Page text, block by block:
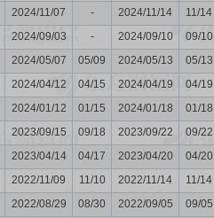
2024/11/07 - 2024/11/14 11/14
2024/09/03 - 2024/09/10 09/10
2024/05/07 05/09 2024/05/13 05/13
2024/04/12 04/15 2024/04/19 04/19
2024/01/12 01/15 2024/01/18 01/18
2023/09/15 09/18 2023/09/22 09/22
2023/04/14 04/17 2023/04/20 04/20
2022/11/09 11/10 2022/11/14 11/14
2022/08/29 08/30 2022/09/05 09/05